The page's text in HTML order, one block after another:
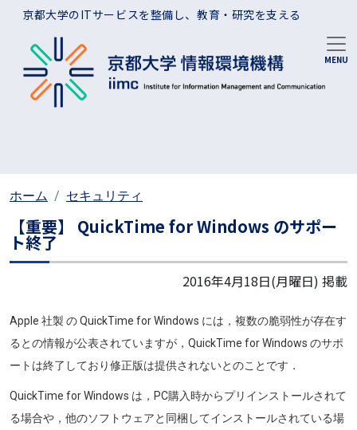
メインコンテンツに移動
京都大学のITサービスを整備し、教育・研究を支える
ホーム セキュリティ
【重要】 QuickTime for Windows のサポー
ト終了
2016年4月18日(月曜日) 掲載
Apple 社製 の QuickTime for Windows には，複数の脆弱性が存在す
るとの情報が公表されていますが，QuickTime for Windows のサポ
ートは終了しており修正版は提供されないとのことです．
QuickTime for Windows は，PC購入時からプリインストールされて
る場合や，他のソフトウェアと同梱してインストールされている場